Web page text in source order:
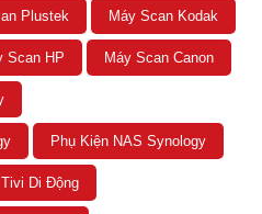
Plustek Máy Scan Kodak
Scan HP Máy Scan Canon
Phụ Kiện NAS Synology
Tivi Di Động